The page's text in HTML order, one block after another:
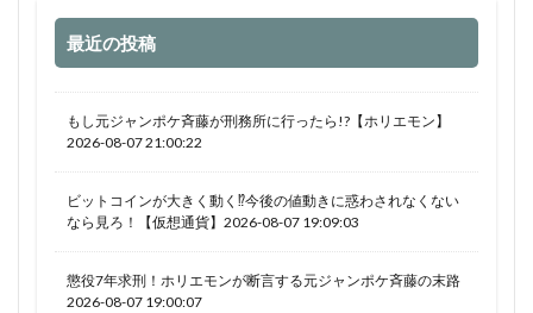
最近の投稿
もし元ジャンポケ斉藤が刑務所に行ったら!?【ホリエモン】
2026-08-07 21:00:22
ビットコインが大きく動く⁉今後の値動きに惑わされなくない
なら見ろ！【仮想通貨】2026-08-07 19:09:03
懲役7年求刑！ホリエモンが断言する元ジャンポケ斉藤の末路
2026-08-07 19:00:07